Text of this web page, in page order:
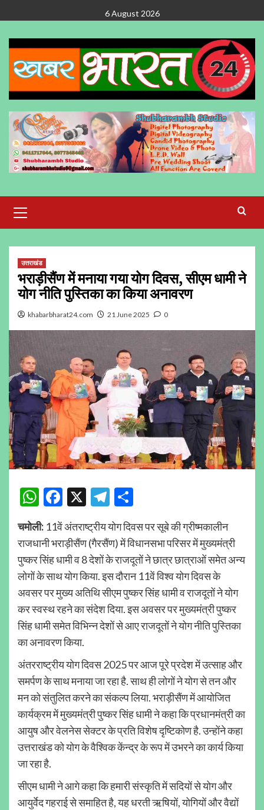
to
content
6 August 2026
Menu
उत्तराखंड
भराड़ीसैंण में मनाया गया योग दिवस, सीएम धामी ने
योग नीति पुस्तिका का किया अनावरण
khabarbharat24.com 21 June 2025 0
WhatsApp
Facebook
X Telegram
चमोली: 11वें अंतराष्ट्रीय योग दिवस पर सूबे की ग्रीष्मकालीन
राजधानी भराड़ीसैंण (गैरसैंण) में विधानसभा परिसर में मुख्यमंत्री
पुष्कर सिंह धामी व 8 देशों के राजदूतों ने छात्र छात्राओं समेत अन्य
लोगों के साथ योग किया. इस दौरान 11वें विश्व योग दिवस के
अवसर पर मुख्य अतिथि सीएम पुष्कर सिंह धामी व राजदूतों ने योग
कर स्वस्थ रहने का संदेश दिया. इस अवसर पर मुख्यमंत्री पुष्कर
सिंह धामी समेत विभिन्न देशों से आए राजदूतों ने योग नीति पुस्तिका
का अनावरण किया.
अंतरराष्ट्रीय योग दिवस 2025 पर आज पूरे प्रदेश में उत्साह और
समर्पण के साथ मनाया जा रहा है. साथ ही लोगों ने योग से तन और
मन को संतुलित करने का संकल्प लिया. भराड़ीसैंण में आयोजित
कार्यक्रम में मुख्यमंत्री पुष्कर सिंह धामी ने कहा कि प्रधानमंत्री का
आयुष और वेलनेस सेक्टर के प्रति विशेष दृष्टिकोण है. उन्होंने कहा
उत्तराखंड को योग के वैश्विक केंन्द्र के रूप में उभरने का कार्य किया
जा रहा है.
सीएम धामी ने आगे कहा कि हमारी संस्कृति में सदियों से योग और
आयुर्वेद गहराई से समाहित है, यह धरती ऋषियों, योगियों और वैद्यों